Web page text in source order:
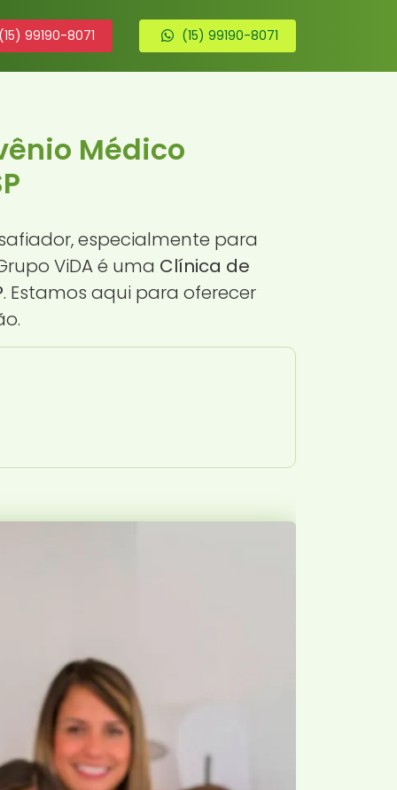
99190-8071 (15) 99190-8071
Médico
especialmente para
ViDA é uma Clínica de
. Estamos aqui para oferecer